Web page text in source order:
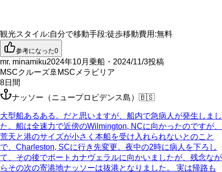
観光スタイル:自分で移動手段:徒歩移動費用 :無料
参考になった0
mr. minamiku2024年10月乗船・2024/11/3投稿
MSCクルーズ🚢 MSCメラビリア
8日間
ナッソー（ニュープロビデンス島） 🇧🇸
大型船あるある。だと思いますが、船内で急病人が発生しまし
た。船は全速力で近傍のWilmington, NCに向かったのですが、
荒天と港のサイズが小さく本船を受け入れられないとのこと
で、Charleston, SCに行き先変更。夜中の2時に病人を下ろし
て、その後でポートカナヴェラルに向かいましたが、残念なが
らその次の寄港地ナッソーは抜港となりました。 実は帰路も